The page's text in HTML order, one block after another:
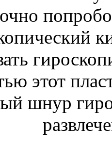
этот
шнур